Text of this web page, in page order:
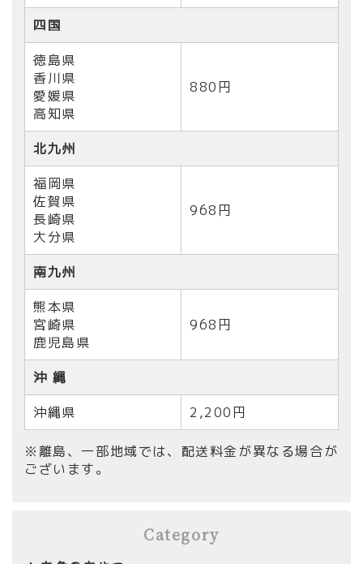
四国
徳島県
香川県
愛媛県
高知県
880円
北九州
福岡県
佐賀県
長崎県
大分県
968円
南九州
熊本県
宮崎県
鹿児島県
968円
沖 縄
沖縄県
2,200円
※離島、一部地域では、配送料金が異なる場合が
ございます。
Category